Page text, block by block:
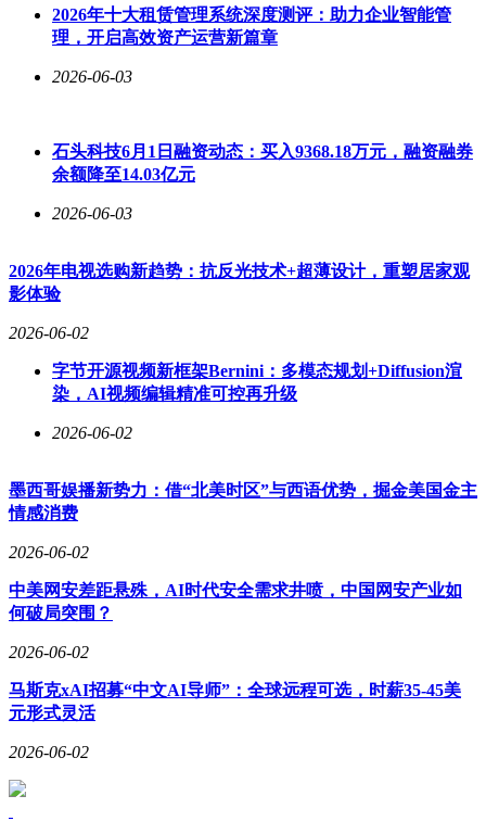
2026年十大租赁管理系统深度测评：助力企业智能管
理，开启高效资产运营新篇章
2026-06-03
石头科技6月1日融资动态：买入9368.18万元，融资融券
余额降至14.03亿元
2026-06-03
2026年电视选购新趋势：抗反光技术+超薄设计，重塑居家观
影体验
2026-06-02
字节开源视频新框架Bernini：多模态规划+Diffusion渲
染，AI视频编辑精准可控再升级
2026-06-02
墨西哥娱播新势力：借“北美时区”与西语优势，掘金美国金主
情感消费
2026-06-02
中美网安差距悬殊，AI时代安全需求井喷，中国网安产业如
何破局突围？
2026-06-02
马斯克xAI招募“中文AI导师”：全球远程可选，时薪35-45美
元形式灵活
2026-06-02